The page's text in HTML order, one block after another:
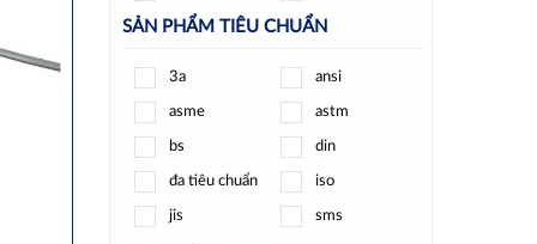
kizt
pmax round star
samwoo sanwa
shinyi spiraxsarco
t-blue tpc
unid wise
SẢN PHẨM TIÊU CHUẨN
3a ansi
asme astm
bs din
đa tiêu chuẩn iso
jis sms